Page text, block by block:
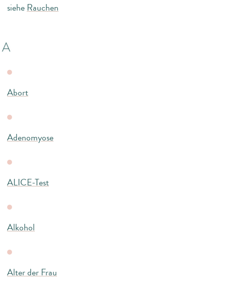
sieheRauchen
A
Abort
Adenomyose
ALICE-Test
Alkohol
Alter der Frau